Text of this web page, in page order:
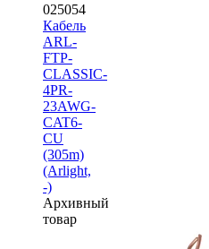
025054
Кабель
ARL-
FTP-
CLASSIC-
4PR-
23AWG-
CAT6-
CU
(305m)
(Arlight,
-)
Архивный
товар